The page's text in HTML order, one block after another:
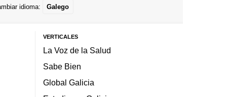
idioma: Galego
VERTICALES
La Voz de la Salud
Sabe Bien
Global Galicia